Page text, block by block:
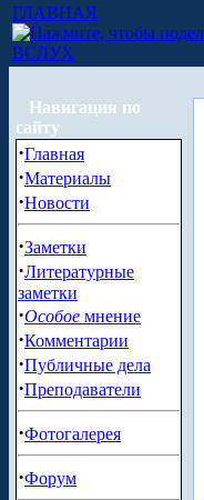
ГЛАВНАЯ
ВСЛУХ
Навигация по
сайту
·Главная
·Материалы
·Новости
·Заметки
·Литературные
заметки
·Особое мнение
·Комментарии
·Публичные дела
·Преподаватели
·Фотогалерея
·Форум